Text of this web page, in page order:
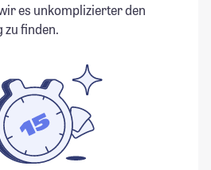
es unkomplizierter den
zu finden.